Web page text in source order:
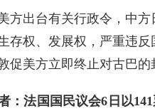
方出台有关行政令，中
存权、发展权，严重违
促美方立即终止对古巴的
：法国国民议会6日以